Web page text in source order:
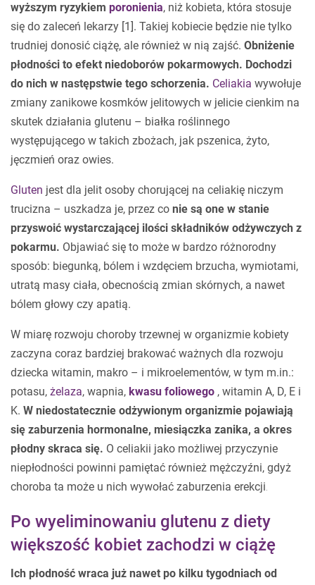
wyższym ryzykiem poronienia, niż kobieta, która stosuje
się do zaleceń lekarzy [1]. Takiej kobiecie będzie nie tylko
trudniej donosić ciążę, ale również w nią zajść. Obniżenie
płodności to efekt niedoborów pokarmowych. Dochodzi
do nich w następstwie tego schorzenia. Celiakia wywołuje
zmiany zanikowe kosmków jelitowych w jelicie cienkim na
skutek działania glutenu – białka roślinnego
występującego w takich zbożach, jak pszenica, żyto,
jęczmień oraz owies.
Gluten jest dla jelit osoby chorującej na celiakię niczym
trucizna – uszkadza je, przez co nie są one w stanie
przyswoić wystarczającej ilości składników odżywczych z
pokarmu. Objawiać się to może w bardzo różnorodny
sposób: biegunką, bólem i wzdęciem brzucha, wymiotami,
utratą masy ciała, obecnością zmian skórnych, a nawet
bólem głowy czy apatią.
W miarę rozwoju choroby trzewnej w organizmie kobiety
zaczyna coraz bardziej brakować ważnych dla rozwoju
dziecka witamin, makro – i mikroelementów, w tym m.in.:
potasu, żelaza, wapnia, kwasu foliowego , witamin A, D, E i
K. W niedostatecznie odżywionym organizmie pojawiają
się zaburzenia hormonalne, miesiączka zanika, a okres
płodny skraca się. O celiakii jako możliwej przyczynie
niepłodności powinni pamiętać również mężczyźni, gdyż
choroba ta może u nich wywołać zaburzenia erekcji.
Po wyeliminowaniu glutenu z diety
większość kobiet zachodzi w ciążę
Ich płodność wraca już nawet po kilku tygodniach od